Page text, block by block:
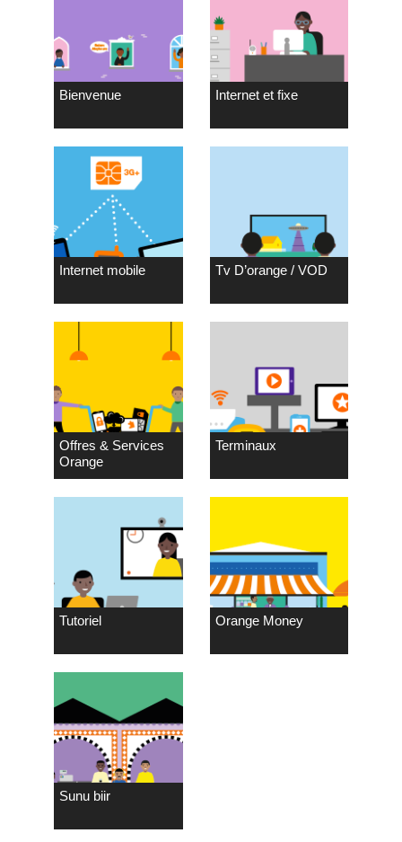
Bienvenue Internet et fixe
Internet mobile Tv D’orange / VOD
Offres & Services
Orange
Terminaux
Tutoriel Orange Money
Sunu biir